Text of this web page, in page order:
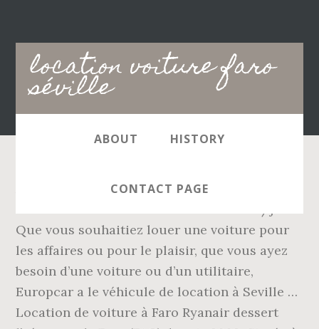
location voiture faro
séville
Main
navigation
ABOUT HISTORY
CONTACT PAGE
Allez-y, comparez nos prix : Vous voulez sortir
Que vous souhaitiez louer une voiture pour
les affaires ou pour le plaisir, que vous ayez
besoin d’une voiture ou d’un utilitaire,
Europcar a le véhicule de location à Seville …
Location de voiture à Faro Ryanair dessert